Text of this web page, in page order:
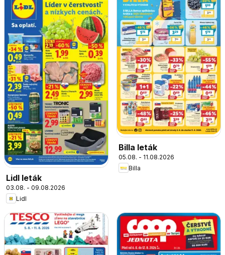
Lidl leták
03.08. - 09.08.2026
Lidl
Billa leták
05.08. - 11.08.2026
Billa